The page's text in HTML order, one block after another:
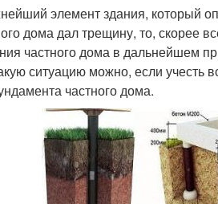
элемент здания, который
дома дал трещину, то, скорее
частного дома в дальнейшем
ситуацию можно, если учесть
частного дома.